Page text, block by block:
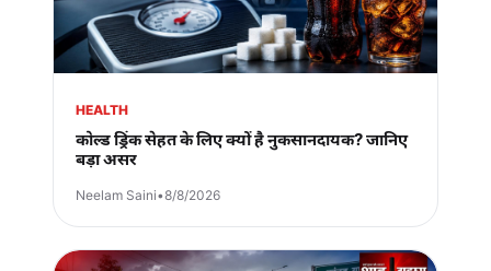
HEALTH
कोल्ड ड्रिंक सेहत के लिए क्यों है नुकसानदायक? जानिए
बड़ा असर
Neelam Saini•8/8/2026